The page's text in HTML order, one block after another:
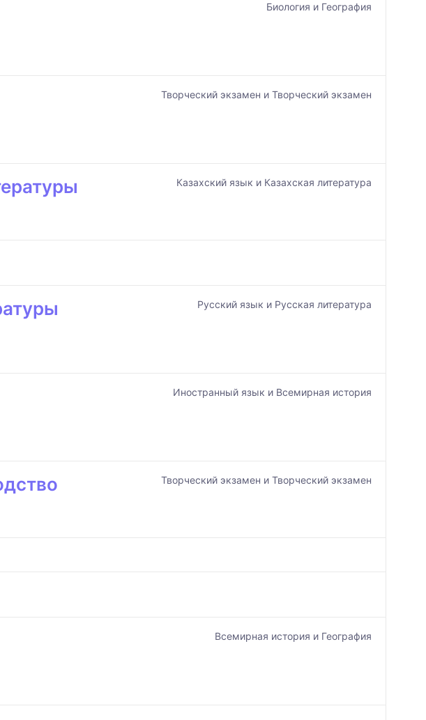
Биология и География
Творческий экзамен и Творческий экзамен
Казахский язык и Казахская литература
Русский язык и Русская литература
Иностранный язык и Всемирная история
Творческий экзамен и Творческий экзамен
Всемирная история и География